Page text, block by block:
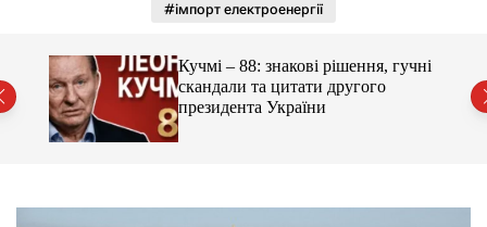
ь
о
#імпорт електроенергії
Кучмі – 88: знакові рішення, гучні
скандали та цитати другого
президента України